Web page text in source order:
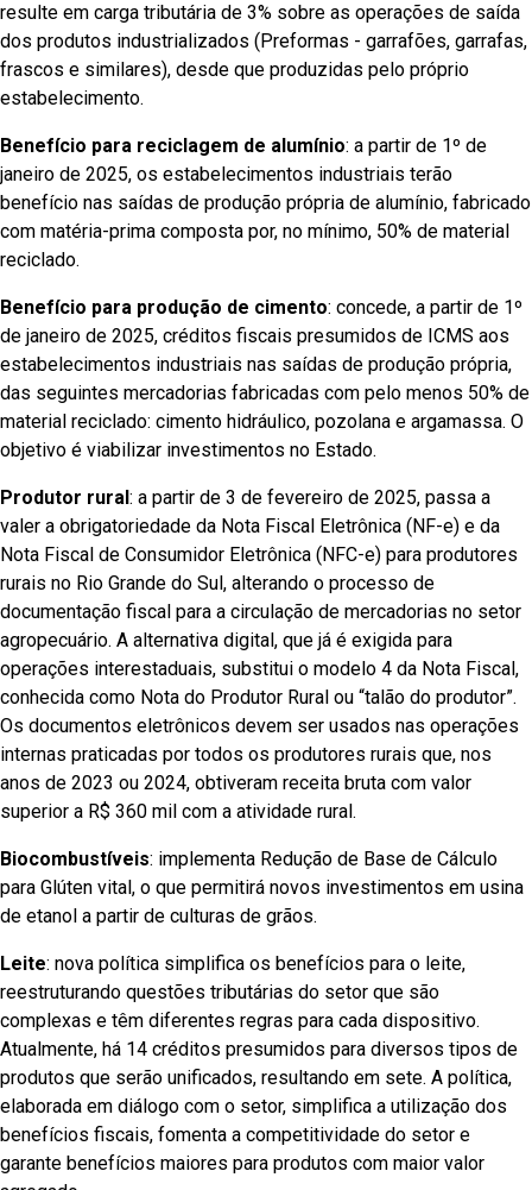
resulte em carga tributária de 3% sobre as operações de saída
dos produtos industrializados (Preformas - garrafões, garrafas,
frascos e similares), desde que produzidas pelo próprio
estabelecimento.
Benefício para reciclagem de alumínio: a partir de 1º de
janeiro de 2025, os estabelecimentos industriais terão
benefício nas saídas de produção própria de alumínio, fabricado
com matéria-prima composta por, no mínimo, 50% de material
reciclado.
Benefício para produção de cimento: concede, a partir de 1º
de janeiro de 2025, créditos fiscais presumidos de ICMS aos
estabelecimentos industriais nas saídas de produção própria,
das seguintes mercadorias fabricadas com pelo menos 50% de
material reciclado: cimento hidráulico, pozolana e argamassa. O
objetivo é viabilizar investimentos no Estado.
Produtor rural: a partir de 3 de fevereiro de 2025, passa a
valer a obrigatoriedade da Nota Fiscal Eletrônica (NF-e) e da
Nota Fiscal de Consumidor Eletrônica (NFC-e) para produtores
rurais no Rio Grande do Sul, alterando o processo de
documentação fiscal para a circulação de mercadorias no setor
agropecuário. A alternativa digital, que já é exigida para
operações interestaduais, substitui o modelo 4 da Nota Fiscal,
conhecida como Nota do Produtor Rural ou “talão do produtor”.
Os documentos eletrônicos devem ser usados nas operações
internas praticadas por todos os produtores rurais que, nos
anos de 2023 ou 2024, obtiveram receita bruta com valor
superior a R$ 360 mil com a atividade rural.
Biocombustíveis: implementa Redução de Base de Cálculo
para Glúten vital, o que permitirá novos investimentos em usina
de etanol a partir de culturas de grãos.
Leite: nova política simplifica os benefícios para o leite,
reestruturando questões tributárias do setor que são
complexas e têm diferentes regras para cada dispositivo.
Atualmente, há 14 créditos presumidos para diversos tipos de
produtos que serão unificados, resultando em sete. A política,
elaborada em diálogo com o setor, simplifica a utilização dos
benefícios fiscais, fomenta a competitividade do setor e
garante benefícios maiores para produtos com maior valor